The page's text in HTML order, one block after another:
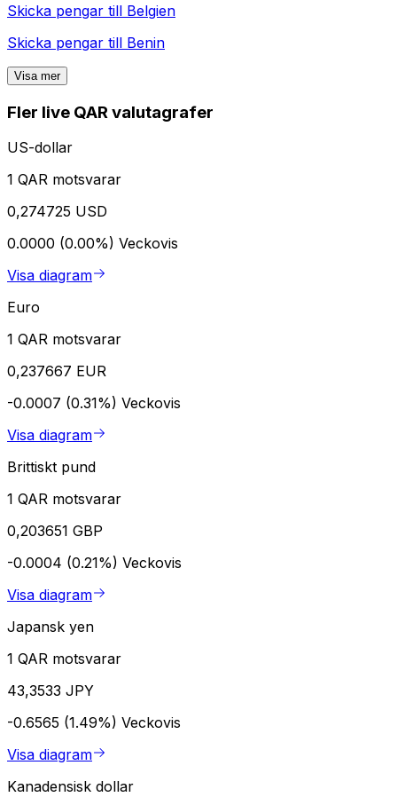
Skicka pengar till Belgien
Skicka pengar till Benin
Visa mer
Fler live QAR valutagrafer
US-dollar
1 QAR motsvarar
0,274725 USD
0.0000 (0.00%) Veckovis
Visa diagram
Euro
1 QAR motsvarar
0,237667 EUR
-0.0007 (0.31%) Veckovis
Visa diagram
Brittiskt pund
1 QAR motsvarar
0,203651 GBP
-0.0004 (0.21%) Veckovis
Visa diagram
Japansk yen
1 QAR motsvarar
43,3533 JPY
-0.6565 (1.49%) Veckovis
Visa diagram
Kanadensisk dollar